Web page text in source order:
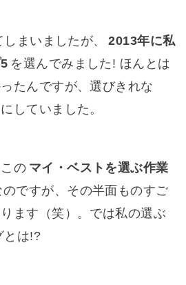
まいましたが、
2013年に私
を選んでみました! ほんとは
たんですが、選びきれな
していました。
の マイ・ベストを選ぶ作業
のですが、その半面ものすご
ます（笑）。では私の選ぶ
とは!?